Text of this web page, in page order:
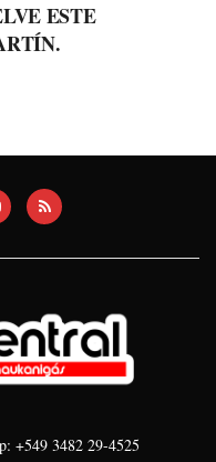
ESTE
+549 3482 29-4525